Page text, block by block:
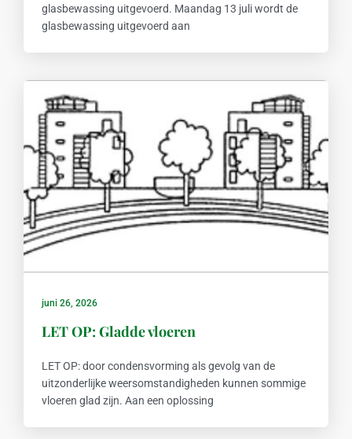
glasbewassing uitgevoerd. Maandag 13 juli wordt de
glasbewassing uitgevoerd aan
juni 26, 2026
LET OP: Gladde vloeren
LET OP: door condensvorming als gevolg van de
uitzonderlijke weersomstandigheden kunnen sommige
vloeren glad zijn. Aan een oplossing